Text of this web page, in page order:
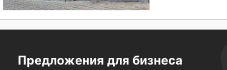
Предложения для бизнеса